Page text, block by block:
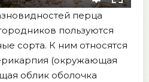
перца
пользуются
сорта. К ним относятся
(окружающая
облик оболочка